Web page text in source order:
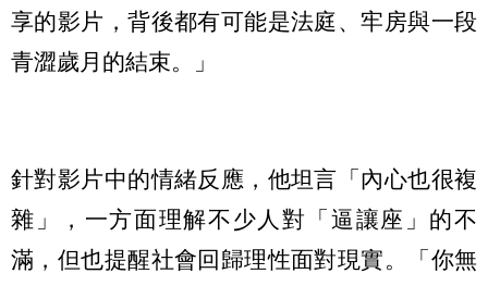
享的影片，背後都有可能是法庭、牢房與一段
青澀歲月的結束。」
針對影片中的情緒反應，他坦言「內心也很複
雜」，一方面理解不少人對「逼讓座」的不
滿，但也提醒社會回歸理性面對現實。「你無